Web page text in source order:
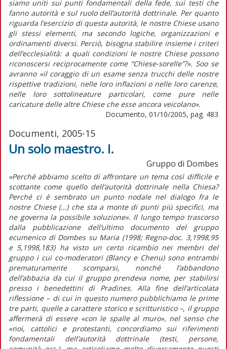
siamo uniti sui punti fondamentali della fede, sui testi che
fanno autorità e sul ruolo dell’autorità dottrinale. Per quanto
riguarda l’esercizio di questa autorità, le nostre Chiese usano
gli stessi elementi, ma secondo logiche, organizzazioni e
ordinamenti diversi. Perciò, bisogna stabilire insieme i criteri
dell’ecclesialità: a quali condizioni le nostre Chiese possono
riconoscersi reciprocamente come “Chiese-sorelle”?». Soo se
avranno «il coraggio di un esame senza trucchi delle nostre
rispettive tradizioni, nelle loro inflazioni o nelle loro carenze,
nelle loro sottolineature particolari, come pure nelle
caricature delle altre Chiese che esse ancora veicolano».
Documento, 01/10/2005, pag. 483
Documenti, 2005-15
Un solo maestro. I.
Gruppo di Dombes
«Perché abbiamo scelto di affrontare un tema così difficile e
scottante come quello dell’autorità dottrinale nella Chiesa?
Perché ci è sembrato un punto nodale nel dialogo fra le
nostre Chiese (…) che sta a monte di punti più specifici, ma
ne governa la possibile soluzione». Il lungo tempo trascorso
dalla pubblicazione dell’ultimo documento del gruppo
ecumenico di Dombes su Maria (1998; Regno-doc. 3,1998,95
e 5,1998,183) ha visto un certo ricambio nei membri del
gruppo i cui co-moderatori (Blancy e Chenu) sono entrambi
prematuramente scomparsi, nonché l’abbandono
dell’abbazia da cui il gruppo prendeva nome, per stabilirsi
presso i benedettini di Pradines. Alla fine dell’articolata
riflessione – di cui in questo numero pubblichiamo le prime
tre parti, quelle a carattere storico e scritturistico –, il gruppo
affermerà di essere «con le spalle al muro», nel senso che
«noi, cattolici e protestanti, concordiamo sui riferimenti
fondamentali dell’autorità dottrinale (testi, persone,